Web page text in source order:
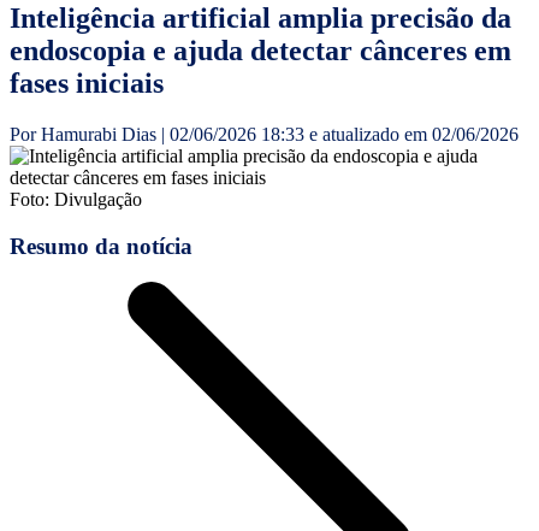
Inteligência artificial amplia precisão da
endoscopia e ajuda detectar cânceres em
fases iniciais
Por Hamurabi Dias | 02/06/2026 18:33 e atualizado em 02/06/2026
Foto: Divulgação
Resumo da notícia